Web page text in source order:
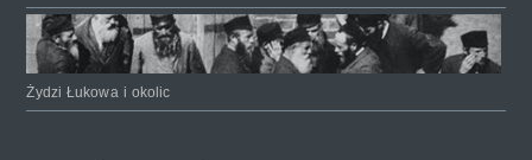
Żydzi Łukowa i okolic